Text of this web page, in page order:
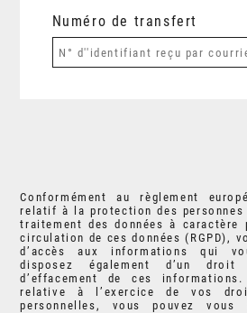
Numéro de transfert
Conformément au règlement
relatif à la protection des personnes
traitement des données à
circulation de ces données (RGPD),
d’accès aux informations qui
disposez également d’un
d’effacement de ces
relative à l’exercice de vos
personnelles, vous pouvez vous